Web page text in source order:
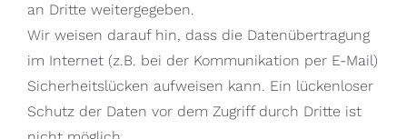
an Dritte weitergegeben.
Wir weisen darauf hin, dass die Datenübertragung
im Internet (z.B. bei der Kommunikation per E-Mail)
Sicherheitslücken aufweisen kann. Ein lückenloser
Schutz der Daten vor dem Zugriff durch Dritte ist